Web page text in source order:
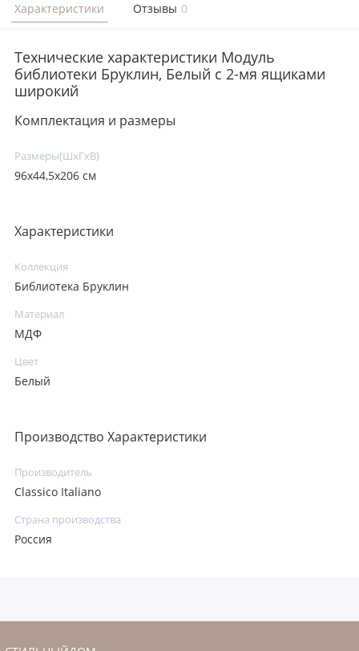
Характеристики Отзывы 0
Технические характеристики Модуль
библиотеки Бруклин, Белый с 2-мя ящиками
широкий
Комплектация и размеры
Размеры(ШxГxВ)
96х44,5х206 см
Характеристики
Коллекция
Библиотека Бруклин
Материал
МДФ
Цвет
Белый
Производство Характеристики
Производитель
Classico Italiano
Страна производства
Россия